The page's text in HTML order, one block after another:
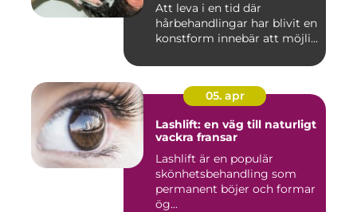
Att leva i en tid där
hårbehandlingar har blivit en
konstform innebär att möjli...
05. apr
Lashlift: en väg till naturligt
vackra fransar
Lashlift är en populär
skönhetsbehandling som
permanent böjer och formar
ög...